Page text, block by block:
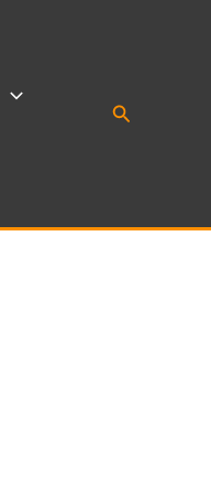
Buscar